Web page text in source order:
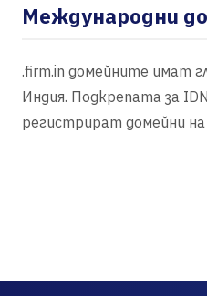
Международни
.firm.in домейните имат
Индия. Подкрепата за
регистрират домейни